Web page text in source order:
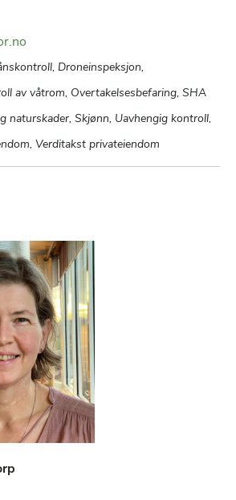
Droneinspeksjon,
av våtrom, Overtakelsesbefaring, SHA
naturskader, Skjønn, Uavhengig kontroll,
Verditakst privateiendom